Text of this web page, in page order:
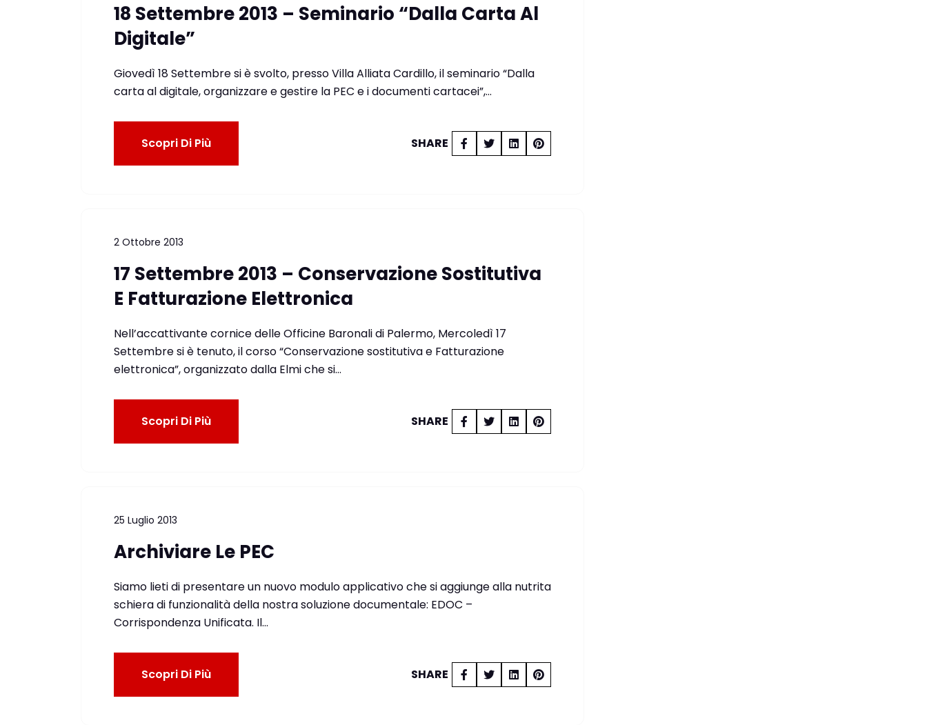
18 Settembre 2013 – Seminario “Dalla Carta Al
Digitale”
Giovedì 18 Settembre si è svolto, presso Villa Alliata Cardillo, il seminario “Dalla
carta al digitale, organizzare e gestire la PEC e i documenti cartacei”,…
Scopri Di Più SHARE
2 Ottobre 2013
17 Settembre 2013 – Conservazione Sostitutiva
E Fatturazione Elettronica
Nell’accattivante cornice delle Officine Baronali di Palermo, Mercoledì 17
Settembre si è tenuto, il corso “Conservazione sostitutiva e Fatturazione
elettronica”, organizzato dalla Elmi che si…
Scopri Di Più SHARE
25 Luglio 2013
Archiviare Le PEC
Siamo lieti di presentare un nuovo modulo applicativo che si aggiunge alla nutrita
schiera di funzionalità della nostra soluzione documentale: EDOC –
Corrispondenza Unificata. Il…
Scopri Di Più SHARE